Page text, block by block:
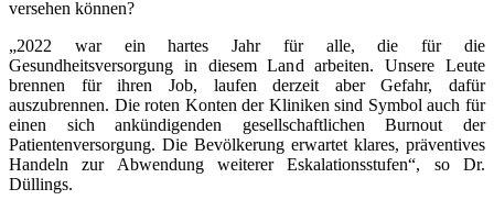
versehen können?
„2022 war ein hartes Jahr für alle, die für die
Gesundheitsversorgung in diesem Land arbeiten. Unsere Leute
brennen für ihren Job, laufen derzeit aber Gefahr, dafür
auszubrennen. Die roten Konten der Kliniken sind Symbol auch für
einen sich ankündigenden gesellschaftlichen Burnout der
Patientenversorgung. Die Bevölkerung erwartet klares, präventives
Handeln zur Abwendung weiterer Eskalationsstufen“, so Dr.
Düllings.